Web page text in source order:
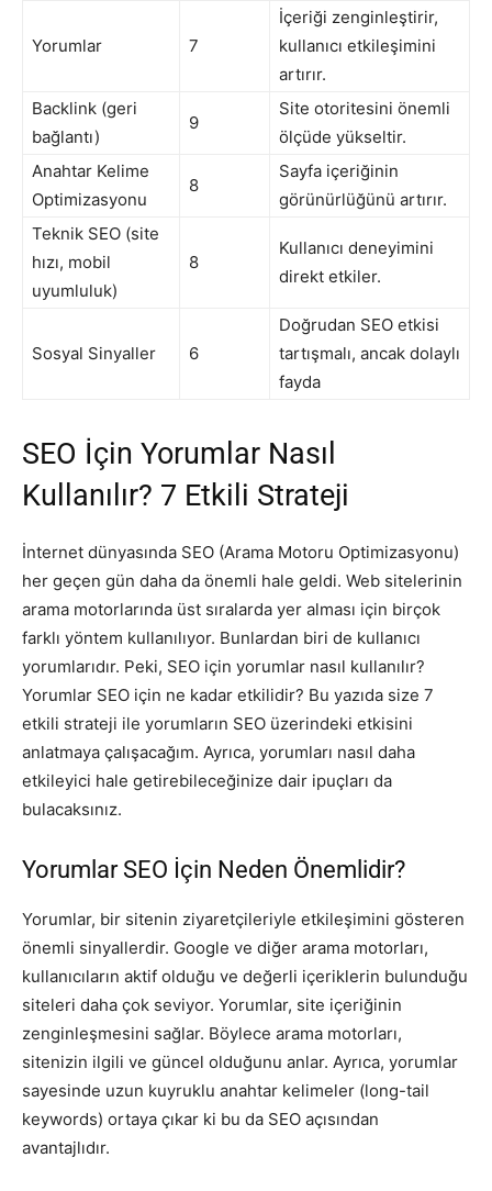
Yorumlar 7
İçeriği zenginleştirir,
kullanıcı etkileşimini
artırır.
Backlink (geri
bağlantı)
9
Site otoritesini önemli
ölçüde yükseltir.
Anahtar Kelime
Optimizasyonu
8
Sayfa içeriğinin
görünürlüğünü artırır.
Teknik SEO (site
hızı, mobil
uyumluluk)
8
Kullanıcı deneyimini
direkt etkiler.
Sosyal Sinyaller 6
Doğrudan SEO etkisi
tartışmalı, ancak dolaylı
fayda
SEO İçin Yorumlar Nasıl
Kullanılır? 7 Etkili Strateji
İnternet dünyasında SEO (Arama Motoru Optimizasyonu)
her geçen gün daha da önemli hale geldi. Web sitelerinin
arama motorlarında üst sıralarda yer alması için birçok
farklı yöntem kullanılıyor. Bunlardan biri de kullanıcı
yorumlarıdır. Peki, SEO için yorumlar nasıl kullanılır?
Yorumlar SEO için ne kadar etkilidir? Bu yazıda size 7
etkili strateji ile yorumların SEO üzerindeki etkisini
anlatmaya çalışacağım. Ayrıca, yorumları nasıl daha
etkileyici hale getirebileceğinize dair ipuçları da
bulacaksınız.
Yorumlar SEO İçin Neden Önemlidir?
Yorumlar, bir sitenin ziyaretçileriyle etkileşimini gösteren
önemli sinyallerdir. Google ve diğer arama motorları,
kullanıcıların aktif olduğu ve değerli içeriklerin bulunduğu
siteleri daha çok seviyor. Yorumlar, site içeriğinin
zenginleşmesini sağlar. Böylece arama motorları,
sitenizin ilgili ve güncel olduğunu anlar. Ayrıca, yorumlar
sayesinde uzun kuyruklu anahtar kelimeler (long-tail
keywords) ortaya çıkar ki bu da SEO açısından
avantajlıdır.